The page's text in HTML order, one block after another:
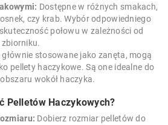
Dostępne w różnych smakach,
czy krab. Wybór odpowiedniego
połowu w zależności od
głównie stosowane jako zanęta, mogą
pellety haczykowe. Są one idealne do
wokół haczyka.
Pelletów Haczykowych?
Dobierz rozmiar pelletów do